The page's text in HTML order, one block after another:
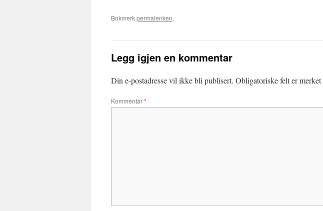
Bokmerkpermalenken.
Legg igjen en kommentar
Din e-postadresse vil ikke bli publisert. Obligatoriske felt er merket
Kommentar*